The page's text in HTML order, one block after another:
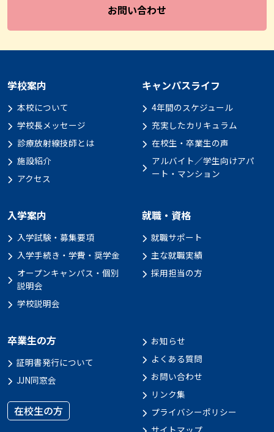
お問い合わせ
学校案内
本校について
学校長メッセージ
診療放射線技師とは
施設紹介
アクセス
キャンパスライフ
4年間のスケジュール
充実したカリキュラム
在校生・卒業生の声
アルバイト／学生向けアパ
ート・マンション
入学案内
入学試験・募集要項
入学手続き・学費・奨学金
オープンキャンパス・個別
説明会
学校説明会
就職・資格
就職サポート
主な就職実績
採用担当の方
卒業生の方
証明書発行について
JJN同窓会
在校生の方
お知らせ
よくある質問
お問い合わせ
リンク集
プライバシーポリシー